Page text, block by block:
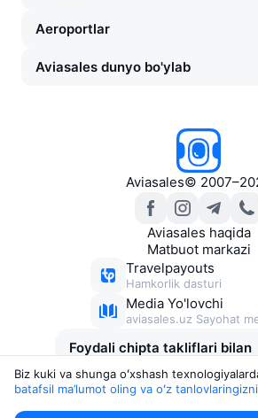
Aeroportlar
Aviasales dunyo bo'ylab
Aviasales©
Aviasales haqida
Matbuot markazi
Travelpayouts
Hamkorlik dasturi
Media Yo'lovchi
aviasales.uz Sayohat
Foydali chipta takliflari bilan
Biz kuki va shunga oʻxshash
batafsil ma’lumot oling va oʻz